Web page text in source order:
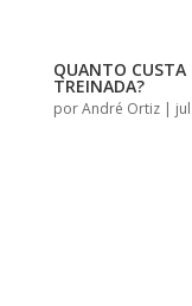
QUANTO CUSTA
TREINADA?
porAndré Ortiz|